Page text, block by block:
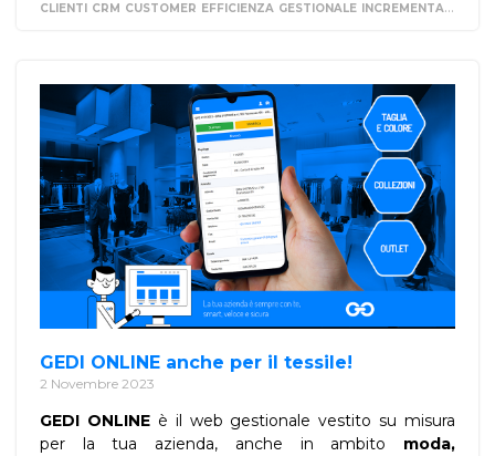
CLIENTI CRM CUSTOMER EFFICIENZA GESTIONALE INCREMENTARE
GEDI ONLINE anche per il tessile!
2 Novembre 2023
GEDI ONLINEè il web gestionale vestito su misura
per la tua azienda, anche in ambito moda,